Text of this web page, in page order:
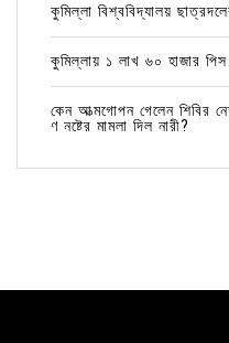
কুমিল্লা বিশ্ববিদ্যালয়
কুমিল্লায় ১ লাখ ৬০ হাজার
কেন আত্মগোপন গেলেন শিবির
ণ নষ্টের মামলা দিল নারী?